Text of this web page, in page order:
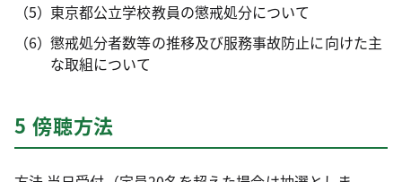
東京都公立学校教員の懲戒処分について
懲戒処分者数等の推移及び服務事故防止に向けた主
な取組について
5 傍聴方法